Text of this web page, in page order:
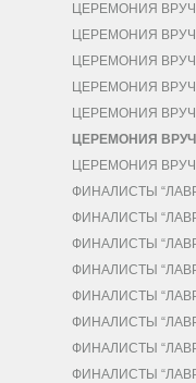
ЦЕРЕМОНИЯ
ЦЕРЕМОНИЯ
ЦЕРЕМОНИЯ
ЦЕРЕМОНИЯ
ЦЕРЕМОНИЯ
ЦЕРЕМОНИЯ
ЦЕРЕМОНИЯ
ФИНАЛИСТЫ
ФИНАЛИСТЫ
ФИНАЛИСТЫ
ФИНАЛИСТЫ
ФИНАЛИСТЫ
ФИНАЛИСТЫ
ФИНАЛИСТЫ
ФИНАЛИСТЫ